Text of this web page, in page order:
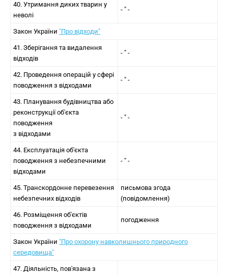
40. Утримання диких тварин у
неволі
- " -
Закон України "Про відходи"
41. Зберігання та видалення
відходів
- " -
42. Проведення операцій у сфері
поводження з відходами
- " -
43. Планування будівництва або
реконструкції об'єкта
поводження
з відходами
- " -
44. Експлуатація об'єкта
поводження з небезпечними
відходами
- " -
45. Транскордонне перевезення
небезпечних відходів
письмова згода
(повідомлення)
46. Розміщення об'єктів
поводження з відходами
погодження
Закон України "Про охорону навколишнього природного
середовища"
47. Діяльність, пов'язана з